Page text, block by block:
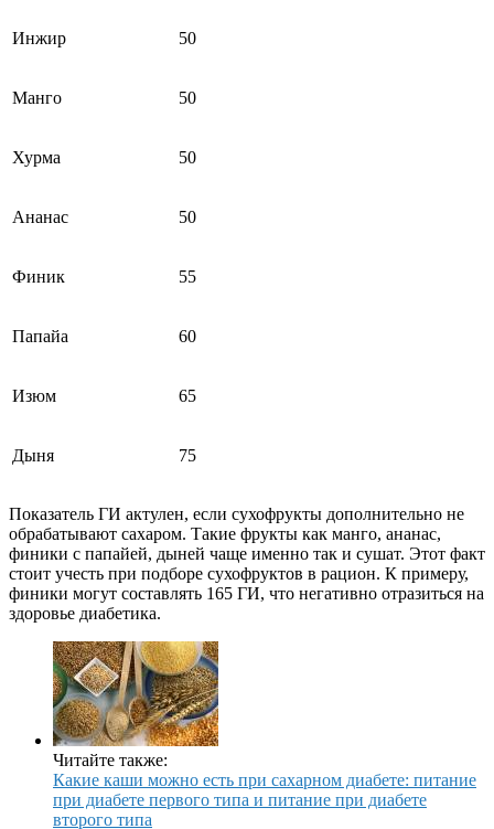
Инжир 50
Манго 50
Хурма 50
Ананас 50
Финик 55
Папайа 60
Изюм 65
Дыня 75
Показатель ГИ актулен, если сухофрукты дополнительно не
обрабатывают сахаром. Такие фрукты как манго, ананас,
финики с папайей, дыней чаще именно так и сушат. Этот факт
стоит учесть при подборе сухофруктов в рацион. К примеру,
финики могут составлять 165 ГИ, что негативно отразиться на
здоровье диабетика.
Читайте также:
Какие каши можно есть при сахарном диабете: питание
при диабете первого типа и питание при диабете
второго типа